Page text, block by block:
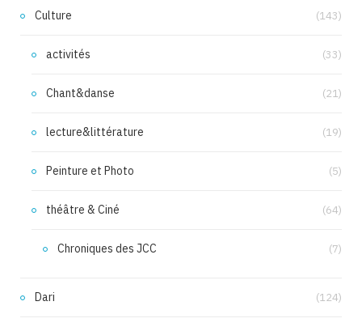
Culture (143)
activités (33)
Chant&danse (21)
lecture&littérature (19)
Peinture et Photo (5)
théâtre & Ciné (64)
Chroniques des JCC (7)
Dari (124)